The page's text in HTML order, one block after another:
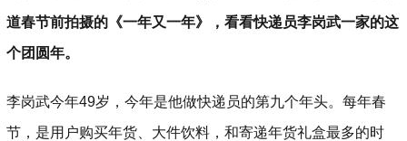
道春节前拍摄的《一年又一年》，看看快递员李岗武一家的这
个团圆年。
李岗武今年49岁，今年是他做快递员的第九个年头。每年春
节，是用户购买年货、大件饮料，和寄递年货礼盒最多的时